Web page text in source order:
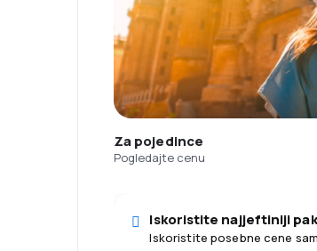
Za pojedince
Pogledajte cenu
Iskoristite najjeftiniji
Iskoristite posebne cene